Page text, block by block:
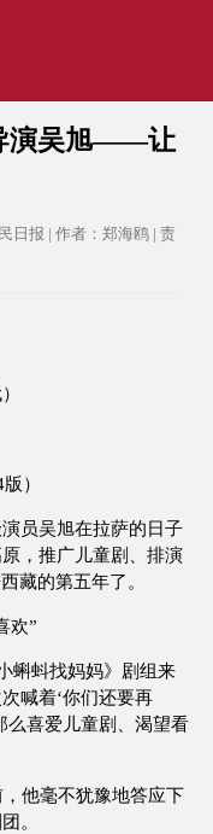
演吴旭——让
日报 | 作者：郑海鸥 | 责
）
员吴旭在拉萨的日子
，推广儿童剧、排演
藏的第五年了。
欢”
蝌蚪找妈妈》剧组来
喊着‘你们还要再
么喜爱儿童剧、渴望看
他毫不犹豫地答应下
。